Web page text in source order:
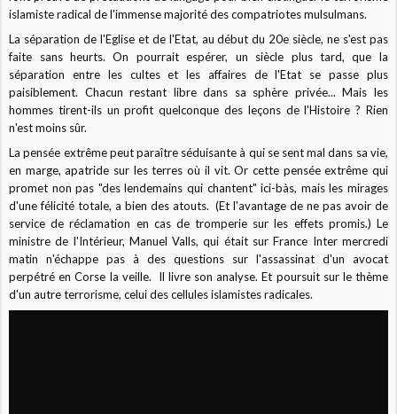
islamiste radical de l'immense majorité des compatriotes mulsulmans.
La séparation de l'Eglise et de l'Etat, au début du 20e siècle, ne s'est pas
faite sans heurts. On pourrait espérer, un siècle plus tard, que la
séparation entre les cultes et les affaires de l'Etat se passe plus
paisiblement. Chacun restant libre dans sa sphère privée... Mais les
hommes tirent-ils un profit quelconque des leçons de l'Histoire ? Rien
n'est moins sûr.
La pensée extrême peut paraître séduisante à qui se sent mal dans sa vie,
en marge, apatride sur les terres où il vit. Or cette pensée extrême qui
promet non pas "des lendemains qui chantent" ici-bàs, mais les mirages
d'une félicité totale, a bien des atouts. (Et l'avantage de ne pas avoir de
service de réclamation en cas de tromperie sur les effets promis.) Le
ministre de l'Intérieur, Manuel Valls, qui était sur France Inter mercredi
matin n'échappe pas à des questions sur l'assassinat d'un avocat
perpétré en Corse la veille. Il livre son analyse. Et poursuit sur le thème
d'un autre terrorisme, celui des cellules islamistes radicales.